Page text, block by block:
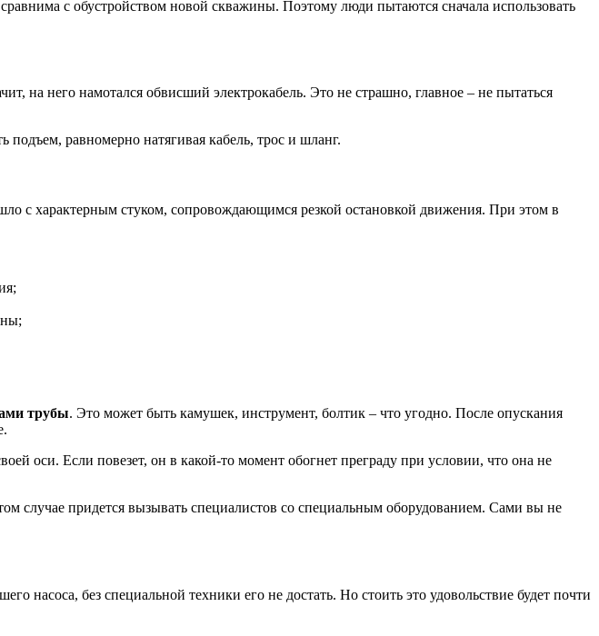
с обустройством новой скважины. Поэтому люди пытаются сначала использовать
на него намотался обвисший электрокабель. Это не страшно, главное – не пытаться
подъем, равномерно натягивая кабель, трос и шланг.
с характерным стуком, сопровождающимся резкой остановкой движения. При этом в
трубы. Это может быть камушек, инструмент, болтик – что угодно. После опускания
оси. Если повезет, он в какой-то момент обогнет преграду при условии, что она не
случае придется вызывать специалистов со специальным оборудованием. Сами вы не
насоса, без специальной техники его не достать. Но стоить это удовольствие будет почти